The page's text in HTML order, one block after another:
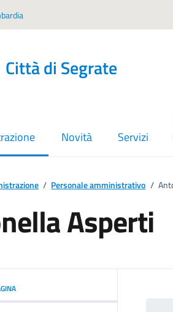
Città di Segrate
Novità Servizi
/ Personale amministrativo /
Asperti